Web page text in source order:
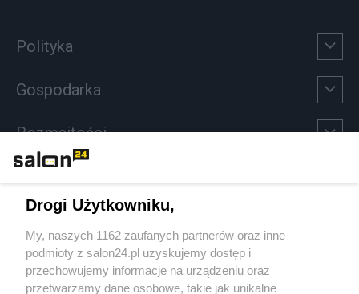
Polityka
Gospodarka
Rozmaitości
Sport
Społeczeństwo
Drogi Użytkowniku,
My, naszych 1162 zaufanych partnerów oraz inne
podmioty z salon24.pl uzyskujemy dostęp i
przechowujemy informacje na urządzeniu oraz
przetwarzamy dane osobowe, takie jak unikalne